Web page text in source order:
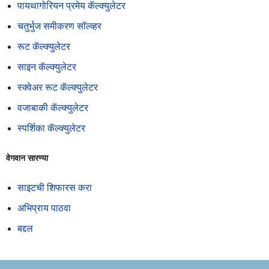
पायथागोरियन प्रमेय कॅल्क्युलेटर
चतुर्भुज समीकरण सॉल्व्हर
रूट कॅल्क्युलेटर
साइन कॅल्क्युलेटर
स्क्वेअर रूट कॅल्क्युलेटर
वजाबाकी कॅल्क्युलेटर
स्पर्शिका कॅल्क्युलेटर
वेगवान सारण्या
साइटची शिफारस करा
अभिप्राय पाठवा
बद्दल